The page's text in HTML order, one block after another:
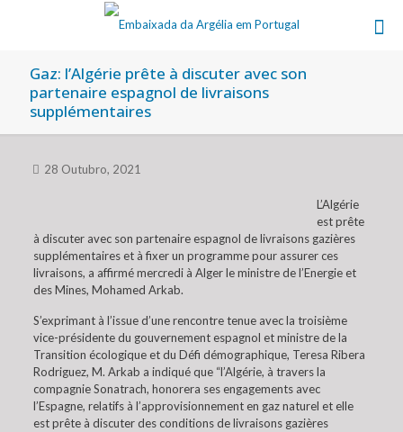
Gaz: l’Algérie prête à discuter avec son
partenaire espagnol de livraisons
supplémentaires
28 Outubro, 2021
L’Algérie
est prête
à discuter avec son partenaire espagnol de livraisons gazières
supplémentaires et à fixer un programme pour assurer ces
livraisons, a affirmé mercredi à Alger le ministre de l’Energie et
des Mines, Mohamed Arkab.
S’exprimant à l’issue d’une rencontre tenue avec la troisième
vice-présidente du gouvernement espagnol et ministre de la
Transition écologique et du Défi démographique, Teresa Ribera
Rodriguez, M. Arkab a indiqué que “l’Algérie, à travers la
compagnie Sonatrach, honorera ses engagements avec
l’Espagne, relatifs à l’approvisionnement en gaz naturel et elle
est prête à discuter des conditions de livraisons gazières